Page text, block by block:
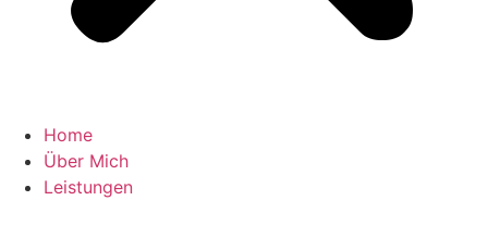
Home
Über Mich
Leistungen